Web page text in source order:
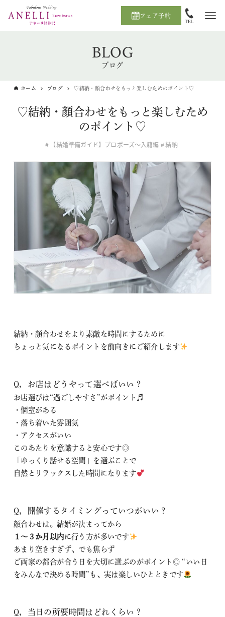
フェア予約
BLOG
ブログ
ホーム ブログ ♡結納・顔合わせをもっと楽しむためのポイント♡
♡結納・顔合わせをもっと楽しむため
のポイント♡
【結婚準備ガイド】プロポーズ〜入籍編 結納
結納・顔合わせをより素敵な時間にするために
ちょっと気になるポイントを前向きにご紹介します
Q，お店はどうやって選べばいい？
お店選びは“過ごしやすさ”がポイント♬
・個室がある
・落ち着いた雰囲気
・アクセスがいい
このあたりを意識すると安心です◎
「ゆっくり話せる空間」を選ぶことで
自然とリラックスした時間になります
Q，開催するタイミングっていつがいい？
顔合わせは。結婚が決まってから
１～３か月以内 に行う方が多いです
あまり空きすぎず、でも焦らず
ご両家の都合が合う日を大切に選ぶのがポイント◎ “いい日
をみんなで決める時間”も、実は楽しいひとときです
Q，当日の所要時間はどれくらい？